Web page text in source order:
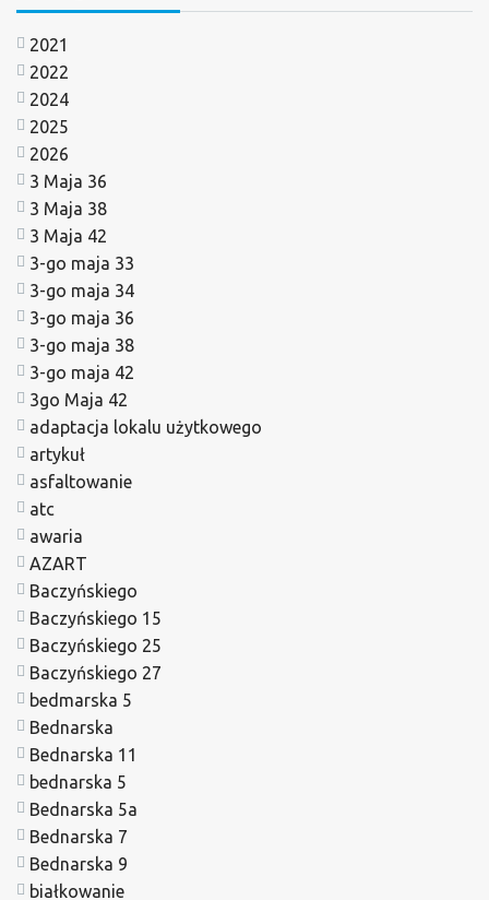
2021
2022
2024
2025
2026
3 Maja 36
3 Maja 38
3 Maja 42
3-go maja 33
3-go maja 34
3-go maja 36
3-go maja 38
3-go maja 42
3go Maja 42
adaptacja lokalu użytkowego
artykuł
asfaltowanie
atc
awaria
AZART
Baczyńskiego
Baczyńskiego 15
Baczyńskiego 25
Baczyńskiego 27
bedmarska 5
Bednarska
Bednarska 11
bednarska 5
Bednarska 5a
Bednarska 7
Bednarska 9
białkowanie